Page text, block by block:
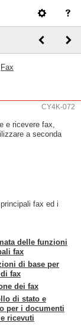
Fax
CY4K-072
e ricevere fax,
a seconda
fax ed i
delle funzioni
fax
di base per
fax
dei fax
di stato e
per i documenti
ricevuti